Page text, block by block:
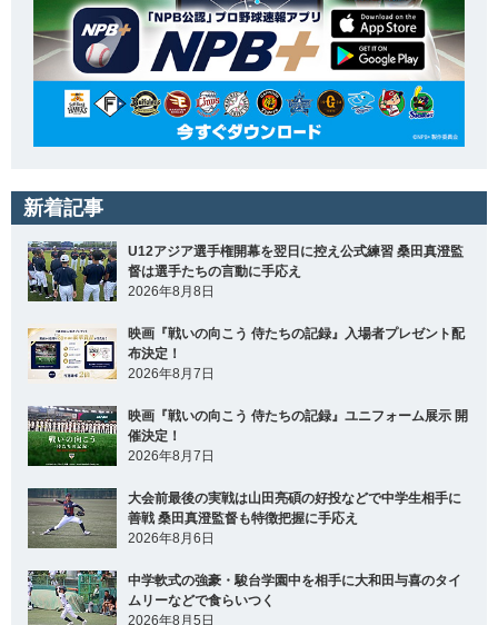
新着記事
U12アジア選手権開幕を翌日に控え公式練習 桑田真澄監
督は選手たちの言動に手応え
2026年8月8日
映画『戦いの向こう 侍たちの記録』入場者プレゼント配
布決定！
2026年8月7日
映画『戦いの向こう 侍たちの記録』ユニフォーム展示 開
催決定！
2026年8月7日
大会前最後の実戦は山田亮碩の好投などで中学生相手に
善戦 桑田真澄監督も特徴把握に手応え
2026年8月6日
中学軟式の強豪・駿台学園中を相手に大和田与喜のタイ
ムリーなどで食らいつく
2026年8月5日